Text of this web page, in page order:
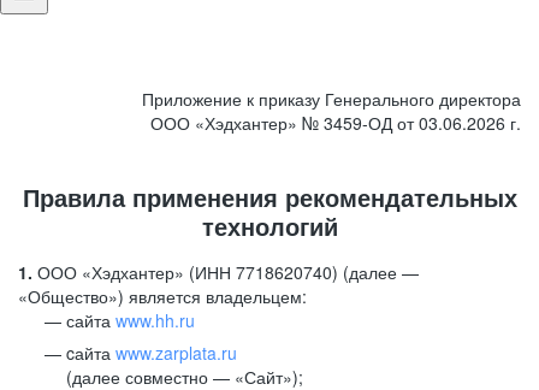
Приложение к приказу Генерального директора
ООО «Хэдхантер» № 3459-ОД от 03.06.2026 г.
Правила применения рекомендательных
технологий
1. ООО «Хэдхантер» (ИНН 7718620740) (далее —
«Общество») является владельцем:
сайта www.hh.ru
cайта www.zarplata.ru
(далее совместно — «Сайт»);